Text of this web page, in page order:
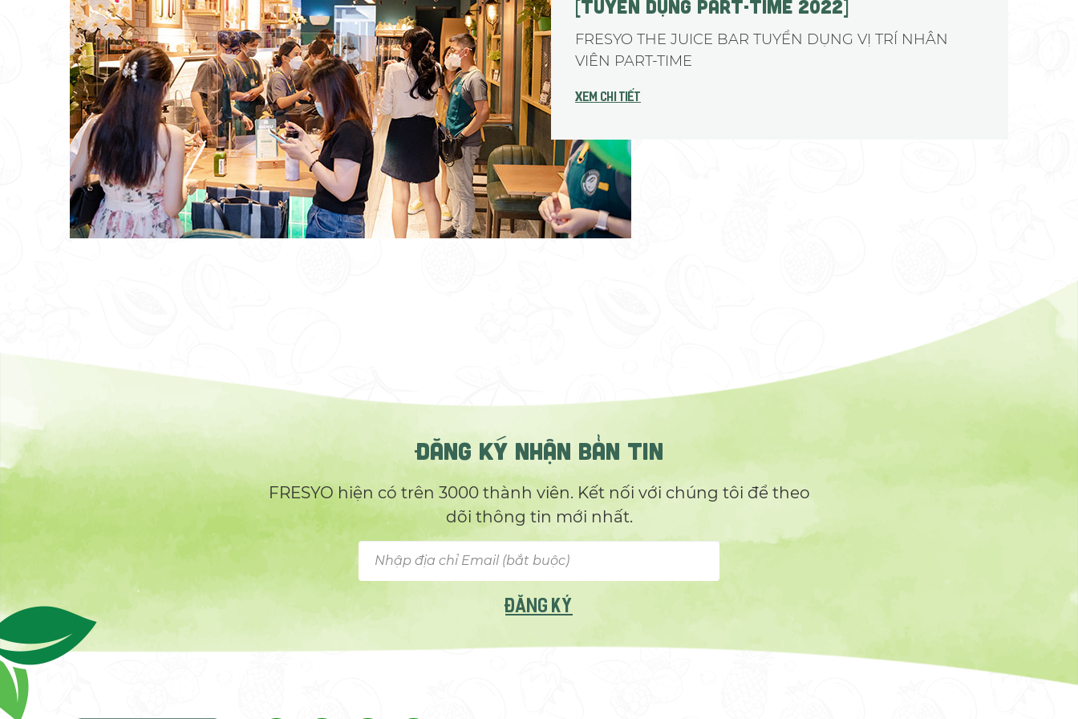
[TUYỂN DỤNG PART-TIME 2022]
FRESYO THE JUICE BAR TUYỂN DỤNG VỊ TRÍ NHÂN
VIÊN PART-TIME
Xem chi tiết
ĐĂNG KÝ NHẬN BẢN TIN
FRESYO hiện có trên 3000 thành viên. Kết nối với chúng tôi để theo
dõi thông tin mới nhất.
ĐĂNG KÝ